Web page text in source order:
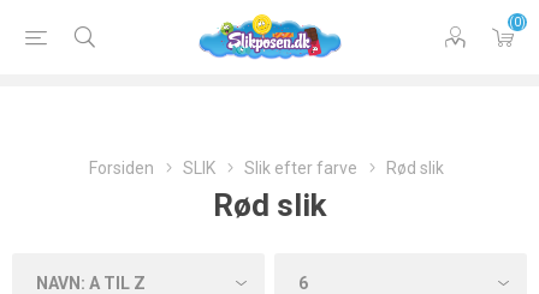
(0)
Forsiden SLIK Slik efter farve Rød slik
Rød slik